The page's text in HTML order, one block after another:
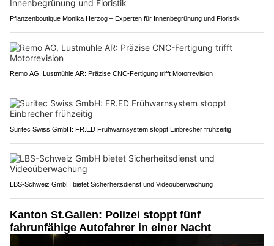
Pflanzenboutique Monika Herzog – Experten für Innenbegrünung und Floristik
Remo AG, Lustmühle AR: Präzise CNC-Fertigung trifft Motorrevision
Suritec Swiss GmbH: FR.ED Frühwarnsystem stoppt Einbrecher frühzeitig
LBS-Schweiz GmbH bietet Sicherheitsdienst und Videoüberwachung
Kanton St.Gallen: Polizei stoppt fünf
fahrunfähige Autofahrer in einer Nacht